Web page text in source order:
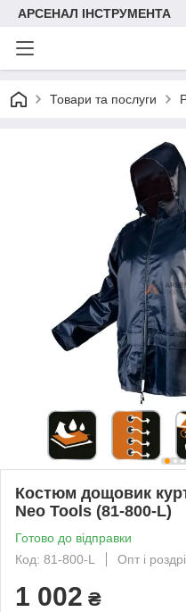
АРСЕНАЛ ІНСТРУМЕНТА
Товари та послуги
Костюм дощовик
Neo Tools (81-800-L)
Готово до відправки
Код: 81-800-L
Опт і
1 002 ₴